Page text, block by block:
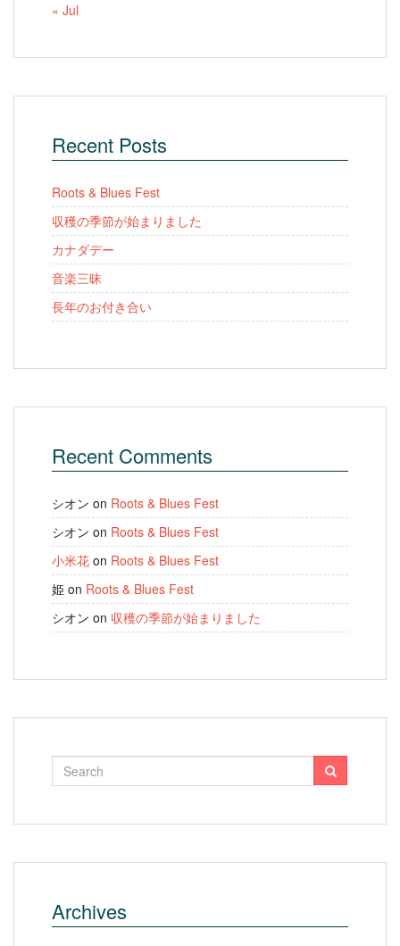
« Jul
Recent Posts
Roots & Blues Fest
収穫の季節が始まりました
カナダデー
音楽三昧
長年のお付き合い
Recent Comments
シオン on Roots & Blues Fest
シオン on Roots & Blues Fest
小米花 on Roots & Blues Fest
姫 on Roots & Blues Fest
シオン on 収穫の季節が始まりました
Archives